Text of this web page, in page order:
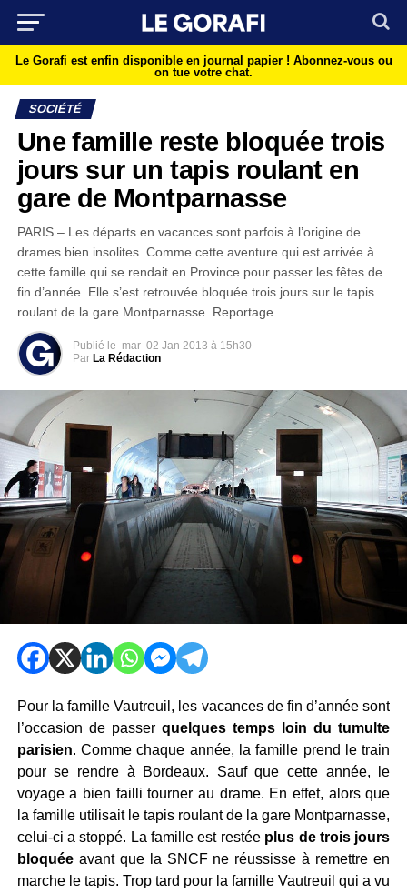
Le Gorafi est enfin disponible en journal papier ! Abonnez-vous ou
on tue votre chat.
SOCIÉTÉ
Une famille reste bloquée trois
jours sur un tapis roulant en
gare de Montparnasse
PARIS – Les départs en vacances sont parfois à l’origine de
drames bien insolites. Comme cette aventure qui est arrivée à
cette famille qui se rendait en Province pour passer les fêtes de
fin d’année. Elle s’est retrouvée bloquée trois jours sur le tapis
roulant de la gare Montparnasse. Reportage.
Publié le mar 02 Jan 2013 à 15h30
Par La Rédaction
Pour la famille Vautreuil, les vacances de fin d’année sont
l’occasion de passer quelques temps loin du tumulte
parisien. Comme chaque année, la famille prend le train
pour se rendre à Bordeaux. Sauf que cette année, le
voyage a bien failli tourner au drame. En effet, alors que
la famille utilisait le tapis roulant de la gare Montparnasse,
celui-ci a stoppé. La famille est restéeplus de trois jours
bloquéeavant que la SNCF ne réussisse à remettre en
marche le tapis. Trop tard pour la famille Vautreuil qui a vu